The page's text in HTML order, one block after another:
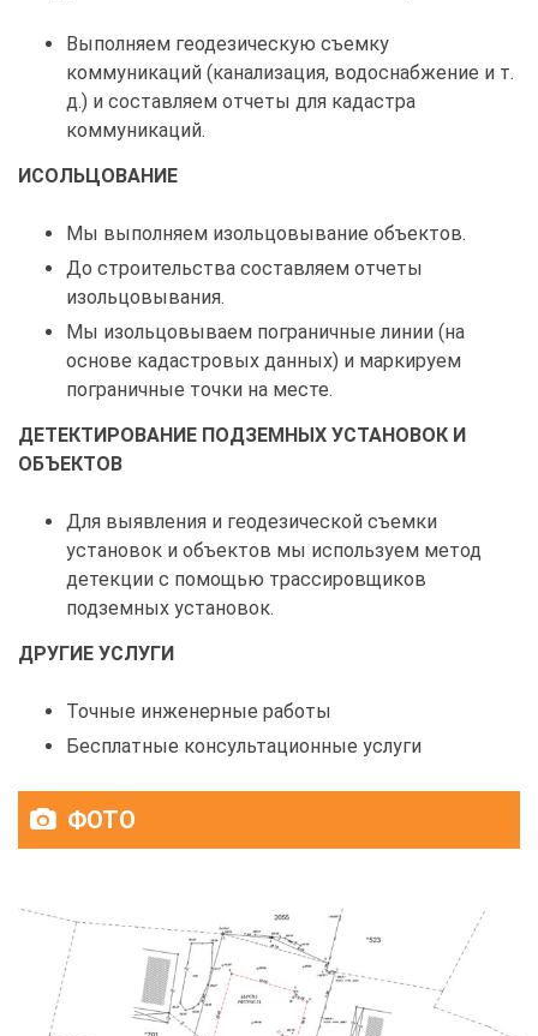
Выполняем геодезическую съемку
коммуникаций (канализация, водоснабжение и т.
д.) и составляем отчеты для кадастра
коммуникаций.
ИСОЛЬЦОВАНИЕ
Мы выполняем изольцовывание объектов.
До строительства составляем отчеты
изольцовывания.
Мы изольцовываем пограничные линии (на
основе кадастровых данных) и маркируем
пограничные точки на месте.
ДЕТЕКТИРОВАНИЕ ПОДЗЕМНЫХ УСТАНОВОК И
ОБЪЕКТОВ
Для выявления и геодезической съемки
установок и объектов мы используем метод
детекции с помощью трассировщиков
подземных установок.
ДРУГИЕ УСЛУГИ
Точные инженерные работы
Бесплатные консультационные услуги
ФОТО